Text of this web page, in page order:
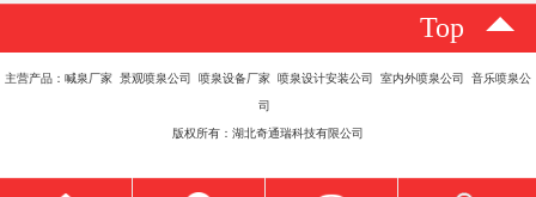
Top
主营产品：喊泉厂家 景观喷泉公司 喷泉设备厂家 喷泉设计安装公司 室内外喷泉公司 音乐喷泉公
司
版权所有：湖北奇通瑞科技有限公司